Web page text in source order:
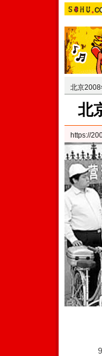
北京
北
https://
9月